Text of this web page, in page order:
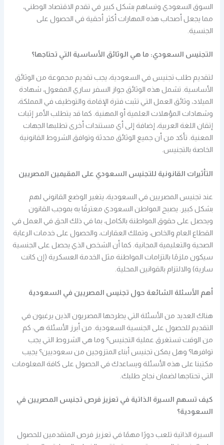
السوق السعودي وتساهم بشكل كبير في تقدم الاقتصاد الوطني،
مما يجعل أصحاب هذه المهارات أكثر أحقية في الحصول على
الجنسية.
التجنيس السعودي: ما هي الوثائق الأساسية التي تحتاجها؟
لتقديم طلب تجنيس في السعودية، يجب تقديم مجموعة من الوثائق
الأساسية. تشمل هذه الوثائق جواز السفر ساري المفعول، شهادة
الميلاد، وثائق العمل التي تثبت فترة الإقامة والتوظيف في المملكة،
وشهادات المؤهلات العلمية أو المهنية. كما قد يتطلب الأمر إثبات
إتقان اللغة العربية، إضافة إلى أي مستندات أخرى تطلبها الجهات
المعنية. تأكد من أن جميع الوثائق محدثة وتوافق الشروط القانونية
الخاصة بالتجنيس.
التأثيرات القانونية للتجنيس السعودي على المقيمين المصريين
عند تجنيس المصريين في السعودية، يتغير الوضع القانوني لهم
بشكل كبير. يصبح المواطن السعودي معترفًا به بموجب القانون
ويحصل على حقوق المواطنة بالكامل، بما في ذلك الحق في العمل في
القطاع العام والخاص، وتملك العقارات، والحصول على خدمات الرعاية
الصحية والتعليمية المجانية. كما أن الشخص الذي يحصل على الجنسية
سيكون ملزمًا بالتزامات المواطنة مثل الخدمة العسكرية (إن كانت
سارية) والالتزام بالقوانين المحلية.
أهم الأسئلة الشائعة حول تجنيس المصريين في السعودية
هناك العديد من الأسئلة التي يطرحها المصريون الذين يرغبون في
التقديم للحصول على الجنسية السعودية. من أبرز الأسئلة هي: كم
من الوقت تستغرق عملية التجنيس؟ وما هي الشروط التي يجب
توافرها؟ وهل يمكن تجنيس أبناء المتزوجين من سعوديين؟ يجيب
مكتبنا على هذه الأسئلة ويساعدك في الحصول على كافة المعلومات
التي تحتاجها لضمان نجاح طلبك.
كيف تسهم السيرة الذاتية في تعزيز فرص تجنيس المصريين في
السعودية؟
السيرة الذاتية تلعب دورًا مهمًا في تعزيز فرص المتقدمين للحصول